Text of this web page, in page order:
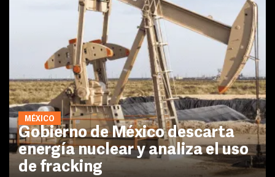
MÉXICO
Gobierno de México descarta
energía nuclear y analiza el uso
de fracking